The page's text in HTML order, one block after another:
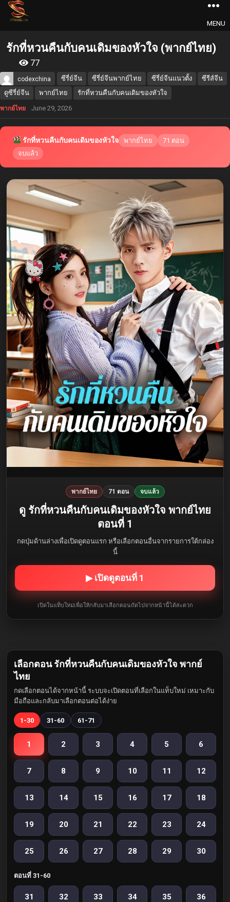
MENU
รักที่หวนคืนกับคนเดิมของหัวใจ (พากย์ไทย)
77
codexchina ซีรี่ย์จีน ซีรี่ย์จีนพากย์ไทย ซีรี่ย์จีนแนวตั้ง
ซีรีส์จีน
ดูซีรี่ย์จีน
พากย์ไทย รักที่หวนคืนกับคนเดิมของหัวใจ
พากย์ไทย June 29, 2026
รักที่หวนคืนกับคนเดิมของหัวใจ พากย์ไทย
71 ตอน
จบแล้ว
พากย์ไทย 71 ตอน จบแล้ว
ดู รักที่หวนคืนกับคนเดิมของหัวใจ พากย์ไทย
ตอนที่ 1
กดปุ่มด้านล่างเพื่อเปิดดูตอนแรก หรือเลือกตอนอื่นจากรายการใต้กล่อง
นี้
▶ เปิดดูตอนที่ 1
เปิดในแท็บใหม่เพื่อให้กลับมาเลือกตอนถัดไปจากหน้านี้ได้สะดวก
เลือกตอน รักที่หวนคืนกับคนเดิมของหัวใจ พากย์
ไทย
กดเลือกตอนได้จากหน้านี้ ระบบจะเปิดตอนที่เลือกในแท็บใหม่ เหมาะกับ
มือถือและกลับมาเลือกตอนต่อได้ง่าย
1-30 31-60 61-71
1 2 3 4 5 6
7 8 9 10 11 12
13 14 15 16 17 18
19 20 21 22 23 24
25 26 27 28 29 30
ตอนที่ 31-60
31 32 33 34 35 36